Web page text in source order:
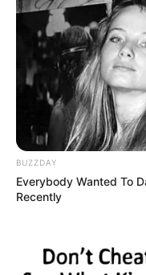
BUZZDAY
Everybody Wanted To
Recently